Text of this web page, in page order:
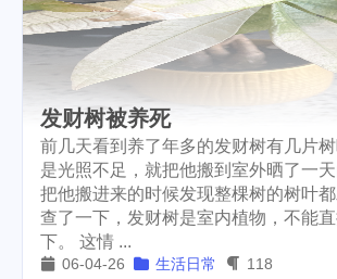
发财树被养死
前几天看到养了年多的发财树有几片
是光照不足，就把他搬到室外晒了一
把他搬进来的时候发现整棵树的树叶都
查了一下，发财树是室内植物，不能
下。 这情 ...
06-04-26 生活日常
118